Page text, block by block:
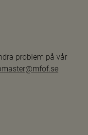
problem på vår